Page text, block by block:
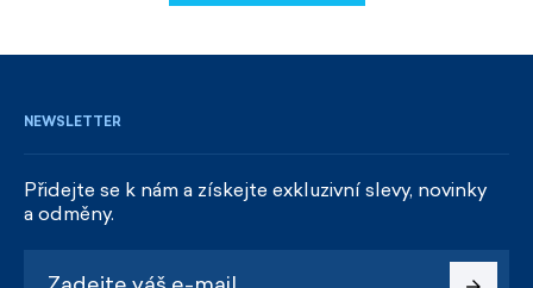
NEWSLETTER
Přidejte se k nám a získejte exkluzivní slevy, novinky
a odměny.